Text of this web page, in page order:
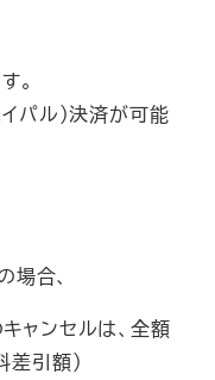
。
パル）決済が可能
場合、
ャンセルは、全額
差引額）